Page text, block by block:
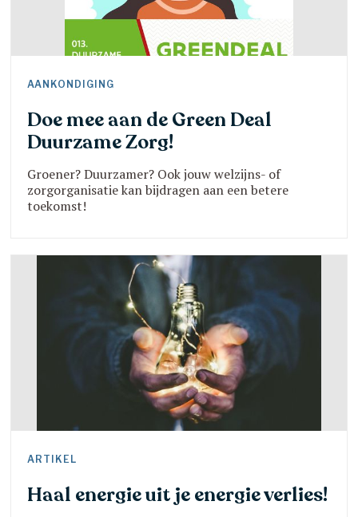
AANKONDIGING
Doe mee aan de Green Deal
Duurzame Zorg!
Groener? Duurzamer? Ook jouw welzijns- of
zorgorganisatie kan bijdragen aan een betere
toekomst!
ARTIKEL
Haal energie uit je energie verlies!